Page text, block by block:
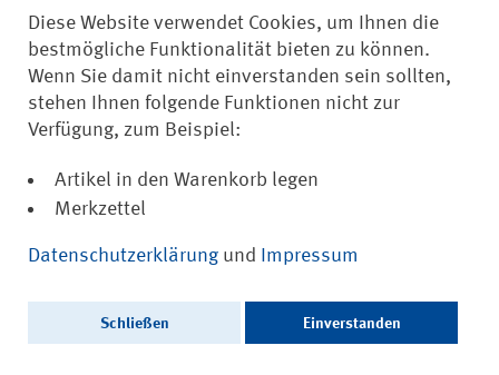
DGUV Regel 114-602
Abfallbehandlung
Diese Website verwendet Cookies, um Ihnen die
bestmögliche Funktionalität bieten zu können.
Wenn Sie damit nicht einverstanden sein sollten,
stehen Ihnen folgende Funktionen nicht zur
Verfügung, zum Beispiel:
Artikel in den Warenkorb legen
Merkzettel
Datenschutzerklärung und Impressum
Schließen Einverstanden